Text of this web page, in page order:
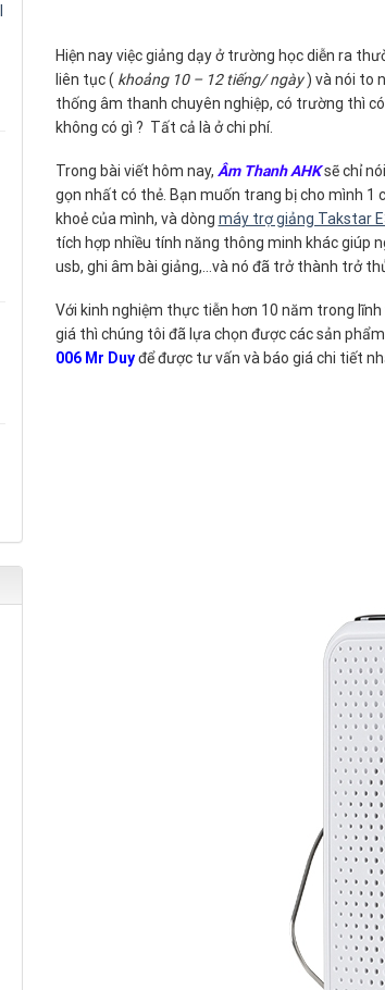
Hiện nay việc giảng dạy ở trường học diễn ra
liên tục ( khoảng 10 – 12 tiếng/ ngày) và nói to
thống âm thanh chuyên nghiệp, có trường thì
không có gì ? Tất cả là ở chi phí.
Trong bài viết hôm nay, Âm Thanh AHKsẽ chỉ
gọn nhất có thẻ. Bạn muốn trang bị cho mình 1
khoẻ của mình, và dòng máy trợ giảng Takstar
tích hợp nhiều tính năng thông minh khác giúp
usb, ghi âm bài giảng,…và nó đã trở thành trở
Với kinh nghiệm thực tiễn hơn 10 năm trong
giá thì chúng tôi đã lựa chọn được các sản
006 Mr Duyđể được tư vấn và báo giá chi tiết